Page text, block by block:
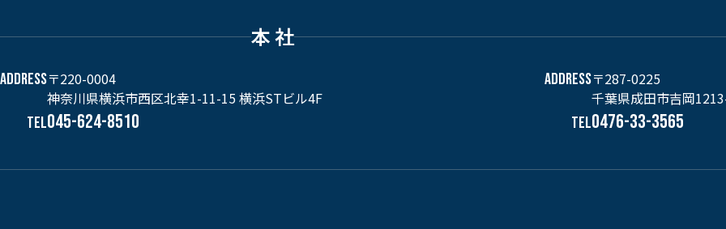
本 社
ADDRESS〒220-0004
神奈川県横浜市西区北幸1-11-15 横浜STビル4F
TEL045-624-8510
ADDRESS〒287-0225
千葉県成田市吉岡
TEL0476-33-3565